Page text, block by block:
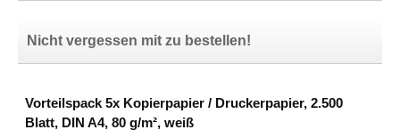
Nicht vergessen mit zu bestellen!
Vorteilspack 5x Kopierpapier / Druckerpapier, 2.500
Blatt, DIN A4, 80 g/m², weiß